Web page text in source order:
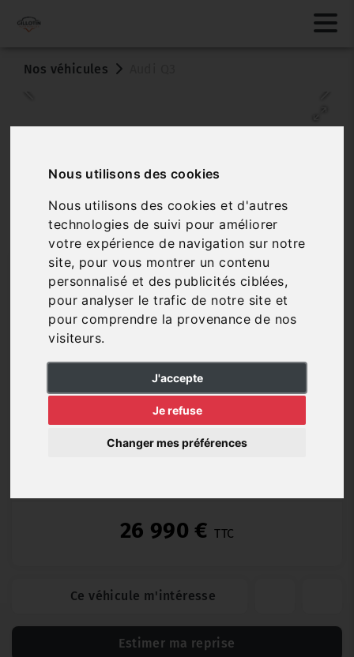
Nous utilisons des cookies
Nous utilisons des cookies et d'autres
technologies de suivi pour améliorer
votre expérience de navigation sur notre
site, pour vous montrer un contenu
personnalisé et des publicités ciblées,
pour analyser le trafic de notre site et
pour comprendre la provenance de nos
visiteurs.
J'accepte
Je refuse
Changer mes préférences
Nos véhicules
Véhicule vendu
AUDI Q3
35 TFSI 150 S TRONIC BUSINESS LINE
Réf. 25379 Véhicule sur parc
Hybride
55 855 km 06/2020 Automatique
26 990 €TTC
Ce véhicule m'intéresse
Estimer ma reprise